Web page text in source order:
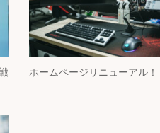
ホームページリニューアル！